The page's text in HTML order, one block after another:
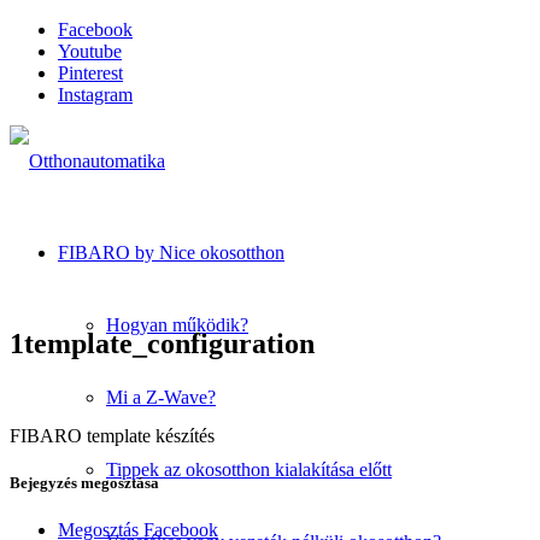
Facebook
Youtube
Pinterest
Instagram
FIBARO by Nice okosotthon
Hogyan működik?
Mi a Z-Wave?
Tippek az okosotthon kialakítása előtt
1template_configuration
FIBARO template készítés
Bejegyzés megosztása
Megosztás Facebook